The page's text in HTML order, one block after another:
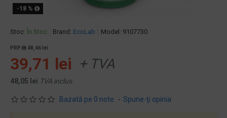
-18 %
Stoc: În Stoc Brand: EcoLab Model: 9107730
Bazată pe 0 note. - Spune-ţi opinia
PRP 48,46 lei
39,71 lei + TVA
48,05 lei TVA inclus